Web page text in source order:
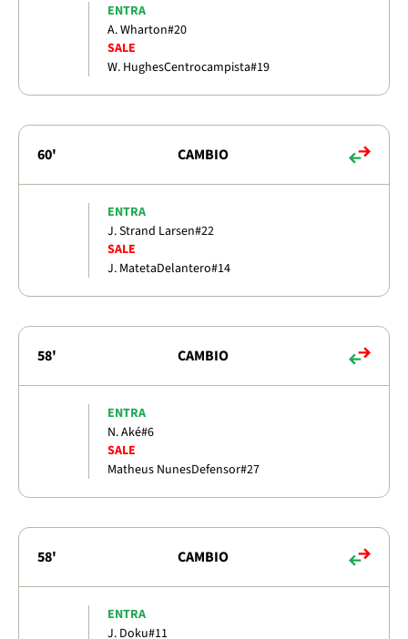
ENTRA
A. Wharton#20
SALE
W. HughesCentrocampista#19
60' CAMBIO
ENTRA
J. Strand Larsen#22
SALE
J. MatetaDelantero#14
58' CAMBIO
ENTRA
N. Aké#6
SALE
Matheus NunesDefensor#27
58' CAMBIO
ENTRA
J. Doku#11